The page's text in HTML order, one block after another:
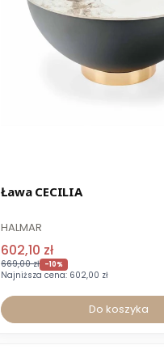
Promocja
Ława CECILIA
HALMAR
602,10 zł
669,00 zł -10%
Najniższa cena: 602,00 zł
Do koszyka